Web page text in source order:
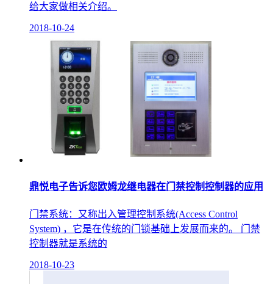
给大家做相关介绍。
2018-10-24
鼎悦电子告诉您欧姆龙继电器在门禁控制控制器的应用
门禁系统：又称出入管理控制系统(Access Control
System) ，它是在传统的门锁基础上发展而来的。 门禁
控制器就是系统的
2018-10-23